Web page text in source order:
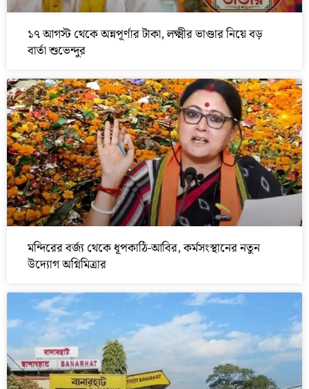
১৭ আগস্ট থেকে অন্নপূর্ণার টাকা, লক্ষ্মীর ভাণ্ডার নিয়ে বড়
বার্তা শুভেন্দুর
মন্দিরের বর্জ্য থেকে ধূপকাঠি-আবির, কর্মসংস্থানের নতুন
উদ্যোগ অগ্নিমিত্রার